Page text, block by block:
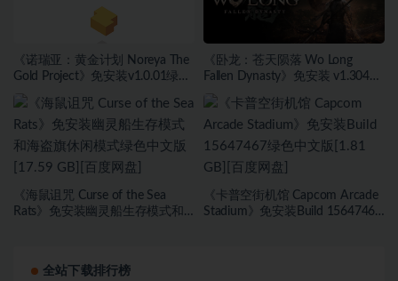
《诺瑞亚：黄金计划 Noreya The
Gold Project》免安装v1.0.01绿色
《卧龙：苍天陨落 Wo Long
Fallen Dynasty》免安装 v1.304版
GB][百度网盘]
《海鼠诅咒 Curse of the Sea
Rats》免安装幽灵船生存模式和
《卡普空街机馆 Capcom Arcade
Stadium》免安装Build 15647467
全站下载排行榜